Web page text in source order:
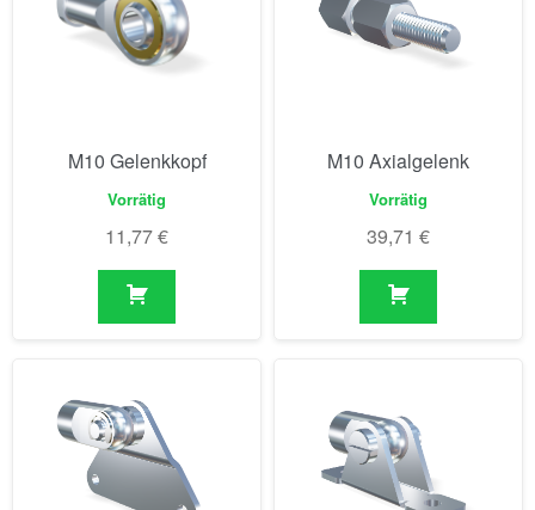
M10 Gelenkkopf
Vorrätig
11,77€
M10 Axialgelenk
Vorrätig
39,71 €